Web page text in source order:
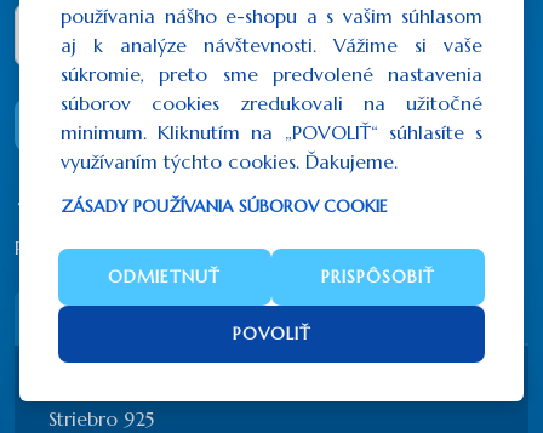
DO KOŠÍKA
Počet hodnotení: 0/Napísať recenziu
Popis
Striebro 925
používania nášho e-shopu a s vašim súhlasom
aj k analýze návštevnosti. Vážime si vaše
súkromie, preto sme predvolené nastavenia
súborov cookies zredukovali na užitočné
minimum. Kliknutím na „POVOLIŤ“ súhlasíte s
využívaním týchto cookies. Ďakujeme.
ZÁSADY POUŽÍVANIA SÚBOROV COOKIE
ODMIETNUŤ PRISPÔSOBIŤ
POVOLIŤ